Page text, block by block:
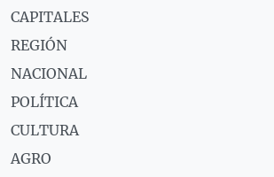
CAPITALES
REGIÓN
NACIONAL
POLÍTICA
CULTURA
AGRO